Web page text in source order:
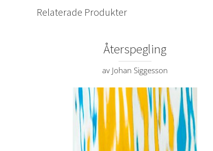
Relaterade Produkter
Återspegling
av Johan Siggesson